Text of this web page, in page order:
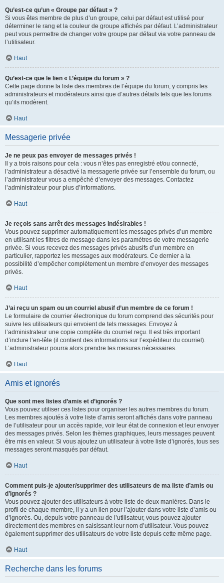
Qu’est-ce qu’un « Groupe par défaut » ?
Si vous êtes membre de plus d’un groupe, celui par défaut est utilisé pour
déterminer le rang et la couleur de groupe affichés par défaut. L’administrateur
peut vous permettre de changer votre groupe par défaut via votre panneau de
l’utilisateur.
Haut
Qu’est-ce que le lien « L’équipe du forum » ?
Cette page donne la liste des membres de l’équipe du forum, y compris les
administrateurs et modérateurs ainsi que d’autres détails tels que les forums
qu’ils modèrent.
Haut
Messagerie privée
Je ne peux pas envoyer de messages privés !
Il y a trois raisons pour cela : vous n’êtes pas enregistré et/ou connecté,
l’administrateur a désactivé la messagerie privée sur l’ensemble du forum, ou
l’administrateur vous a empêché d’envoyer des messages. Contactez
l’administrateur pour plus d’informations.
Haut
Je reçois sans arrêt des messages indésirables !
Vous pouvez supprimer automatiquement les messages privés d’un membre
en utilisant les filtres de message dans les paramètres de votre messagerie
privée. Si vous recevez des messages privés abusifs d’un membre en
particulier, rapportez les messages aux modérateurs. Ce dernier a la
possibilité d’empêcher complètement un membre d’envoyer des messages
privés.
Haut
J’ai reçu un spam ou un courriel abusif d’un membre de ce forum !
Le formulaire de courrier électronique du forum comprend des sécurités pour
suivre les utilisateurs qui envoient de tels messages. Envoyez à
l’administrateur une copie complète du courriel reçu. Il est très important
d’inclure l’en-tête (il contient des informations sur l’expéditeur du courriel).
L’administrateur pourra alors prendre les mesures nécessaires.
Haut
Amis et ignorés
Que sont mes listes d’amis et d’ignorés ?
Vous pouvez utiliser ces listes pour organiser les autres membres du forum.
Les membres ajoutés à votre liste d’amis seront affichés dans votre panneau
de l’utilisateur pour un accès rapide, voir leur état de connexion et leur envoyer
des messages privés. Selon les thèmes graphiques, leurs messages peuvent
être mis en valeur. Si vous ajoutez un utilisateur à votre liste d’ignorés, tous ses
messages seront masqués par défaut.
Haut
Comment puis-je ajouter/supprimer des utilisateurs de ma liste d’amis ou
d’ignorés ?
Vous pouvez ajouter des utilisateurs à votre liste de deux manières. Dans le
profil de chaque membre, il y a un lien pour l’ajouter dans votre liste d’amis ou
d’ignorés. Ou, depuis votre panneau de l’utilisateur, vous pouvez ajouter
directement des membres en saisissant leur nom d’utilisateur. Vous pouvez
également supprimer des utilisateurs de votre liste depuis cette même page.
Haut
Recherche dans les forums